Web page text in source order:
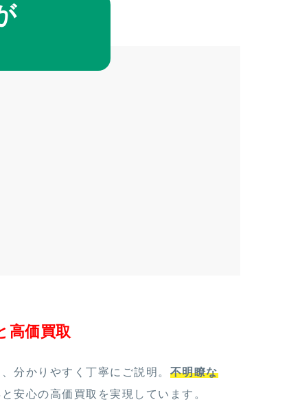
高価買取
分かりやすく丁寧にご説明。 不明瞭な
安心の高価買取を実現しています。